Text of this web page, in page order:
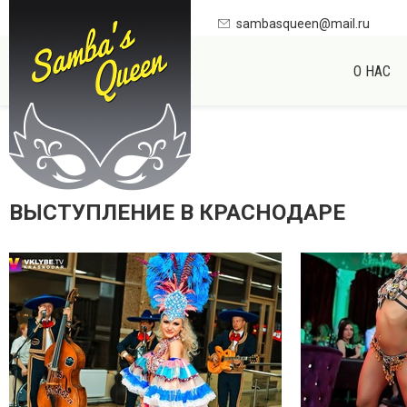
sambasqueen@mail.ru
О НАС
ВЫСТУПЛЕНИЕ В КРАСНОДАРЕ